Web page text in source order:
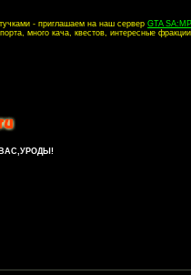
- приглашаем на наш серверGTA
много кача, квестов, интересные